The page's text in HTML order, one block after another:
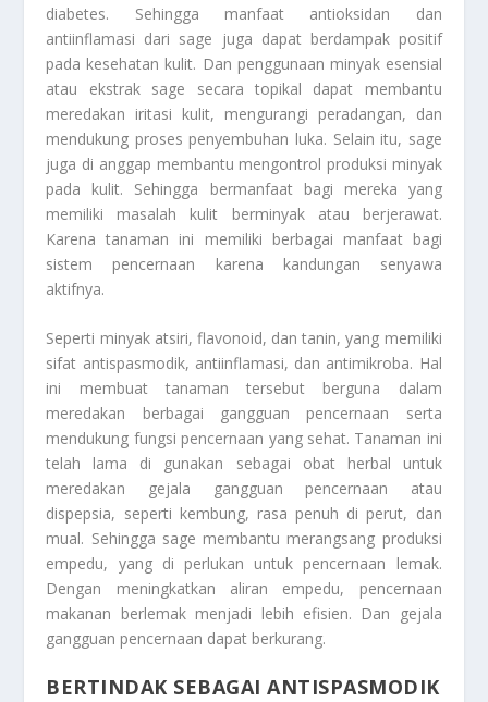
diabetes. Sehingga manfaat antioksidan dan
antiinflamasi dari sage juga dapat berdampak positif
pada kesehatan kulit. Dan penggunaan minyak esensial
atau ekstrak sage secara topikal dapat membantu
meredakan iritasi kulit, mengurangi peradangan, dan
mendukung proses penyembuhan luka. Selain itu, sage
juga di anggap membantu mengontrol produksi minyak
pada kulit. Sehingga bermanfaat bagi mereka yang
memiliki masalah kulit berminyak atau berjerawat.
Karena tanaman ini memiliki berbagai manfaat bagi
sistem pencernaan karena kandungan senyawa
aktifnya.
Seperti minyak atsiri, flavonoid, dan tanin, yang memiliki
sifat antispasmodik, antiinflamasi, dan antimikroba. Hal
ini membuat tanaman tersebut berguna dalam
meredakan berbagai gangguan pencernaan serta
mendukung fungsi pencernaan yang sehat. Tanaman ini
telah lama di gunakan sebagai obat herbal untuk
meredakan gejala gangguan pencernaan atau
dispepsia, seperti kembung, rasa penuh di perut, dan
mual. Sehingga sage membantu merangsang produksi
empedu, yang di perlukan untuk pencernaan lemak.
Dengan meningkatkan aliran empedu, pencernaan
makanan berlemak menjadi lebih efisien. Dan gejala
gangguan pencernaan dapat berkurang.
BERTINDAK SEBAGAI ANTISPASMODIK